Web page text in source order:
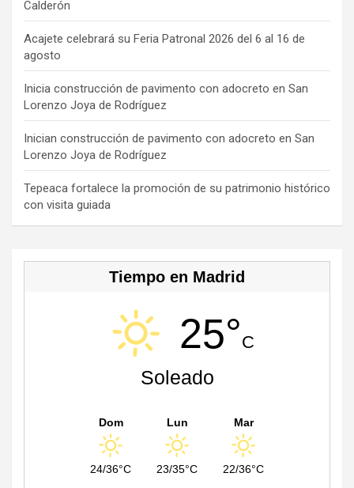
o
o
k
d
s
a
m
k
u
b
e
C
h
a
n
n
el
Calderón
Acajete celebrará su Feria Patronal 2026 del 6 al 16 de
agosto
Inicia construcción de pavimento con adocreto en San
Lorenzo Joya de Rodríguez
Inician construcción de pavimento con adocreto en San
Lorenzo Joya de Rodríguez
Tepeaca fortalece la promoción de su patrimonio histórico
con visita guiada
Tiempo en Madrid
25°C
Soleado
Dom
24/36°C
Lun
23/35°C
Mar
22/36°C